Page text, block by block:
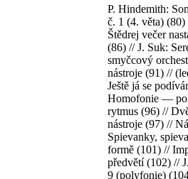
P. Hindemith:
č. 1 (4. věta)
Štědrej večer
(86) // J. Suk:
smyčcový
nástroje (91) //
Ještě já se
Homofonie —
rytmus (96) //
nástroje (97) //
Spievanky,
formě (101) //
předvětí (102) //
9 (polyfonie)